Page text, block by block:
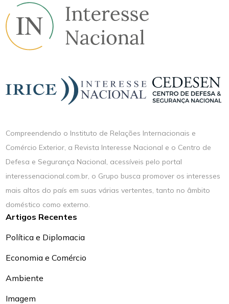
Compreendendo o Instituto de Relações Internacionais e
Comércio Exterior, a Revista Interesse Nacional e o Centro de
Defesa e Segurança Nacional, acessíveis pelo portal
interessenacional.com.br, o Grupo busca promover os interesses
mais altos do país em suas várias vertentes, tanto no âmbito
doméstico como externo.
Artigos Recentes
Política e Diplomacia
Economia e Comércio
Ambiente
Imagem